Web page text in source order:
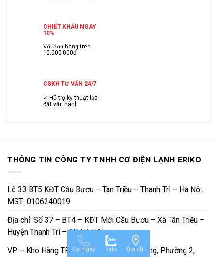
CHIẾT KHẤU NGAY
10%
Với đơn hàng trên
10.000.000đ.
CSKH TƯ VẤN 24/7
✓ Hỗ trợ kỹ thuật lắp
đặt vận hành
THÔNG TIN CÔNG TY TNHH CƠ ĐIỆN LẠNH ERIKO
Lô 33 BT5 KĐT Cầu Bươu – Tân Triều – Thanh Trì – Hà Nội.
MST: 0106240019
Địa chỉ: Số 37 – BT4 – KĐT Mới Cầu Bươu – Xã Tân Triều –
Huyện Thanh Trì – TP Hà Nội
VP – Kho Hàng TP HCM: A75/54 Bạch Đằng, Phường 2,
Gọi ngay zalo Địa chỉ